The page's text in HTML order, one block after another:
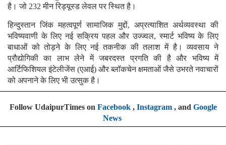
है। जो 232 मीन रिड्यूस्ड लेवल पर स्थित है।
हिन्दुस्तान जिंक महत्वपूर्ण सामाजिक मुद्दों, अप्रत्याशित अर्थव्यवस्था की
भविष्यवाणी के लिए नई सक्रिय पहल और उज्ज्वल, स्मार्ट भविष्य के लिए
बाधाओं को तोड़ने के लिए नई तकनीक की तलाश में है। व्यवसाय ने
प्रौद्योगिकी का लाभ लेने में जबरदस्त प्रगति की है और भविष्य में
आर्टिफिशियल इंटेलीजेंस (एआई) और ब्लॉकचेन क्षमताओं जैसे उभरते नवाचारों
को अपनाने के लिए भी उत्सुक है।
Follow UdaipurTimes on Facebook, Instagram, and Google
News